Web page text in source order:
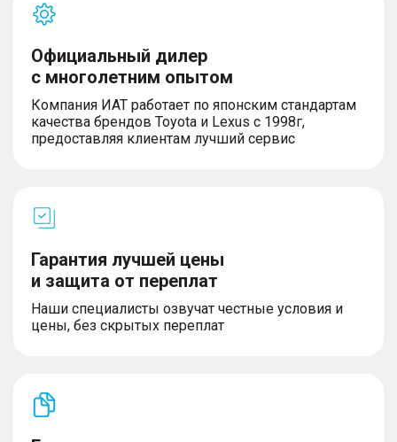
Официальный дилер
с многолетним опытом
Компания ИАТ работает по японским стандартам
качества брендов Toyota и Lexus с 1998г,
предоставляя клиентам лучший сервис
Гарантия лучшей цены
и защита от переплат
Наши специалисты озвучат честные условия и
цены, без скрытых переплат